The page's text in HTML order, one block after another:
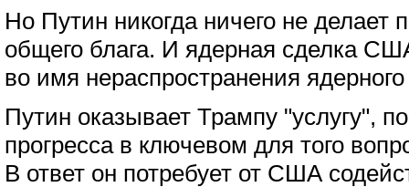
Но Путин никогда ничего не делает
общего блага. И ядерная сделка
во имя нераспространения
Путин оказывает Трампу "услугу",
прогресса в ключевом для того
В ответ он потребует от США